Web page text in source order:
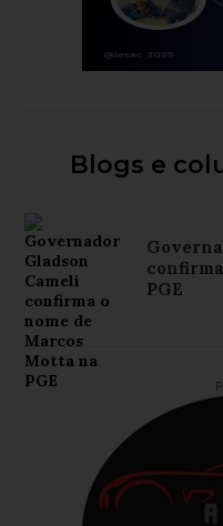
Blogs e
PGE